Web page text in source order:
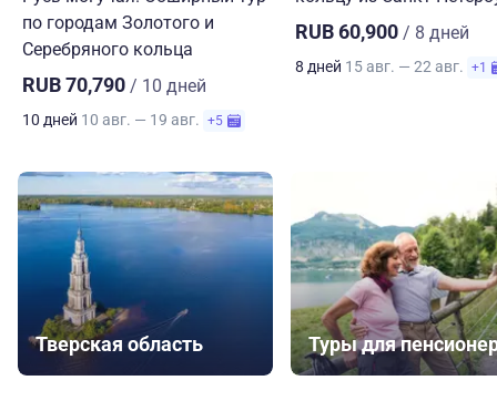
по городам Золотого и
Серебряного кольца
RUB 70,790 / 10 дней
10 дней 10 авг. — 19 авг. +5
RUB 60,900 / 8 дней
8 дней 15 авг. — 22 авг. +1
Тверская область Туры для